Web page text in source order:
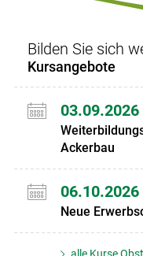
Bilden Sie sich
Kursangebote
03.09.2026
Ackerbau
06.10.2026
Neue